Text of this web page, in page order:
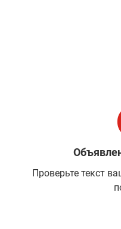
Проверьте текст